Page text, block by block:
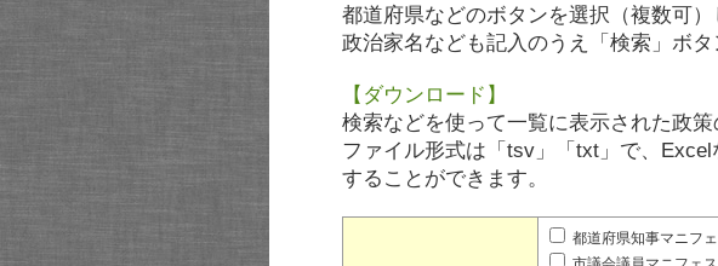
都道府県などのボタンを選択（複数可
政治家名なども記入のうえ「検索」ボタ
【ダウンロード】
検索などを使って一覧に表示された政策
ファイル形式は「tsv」「txt」で、
することができます。
都道府県知事マニフェ